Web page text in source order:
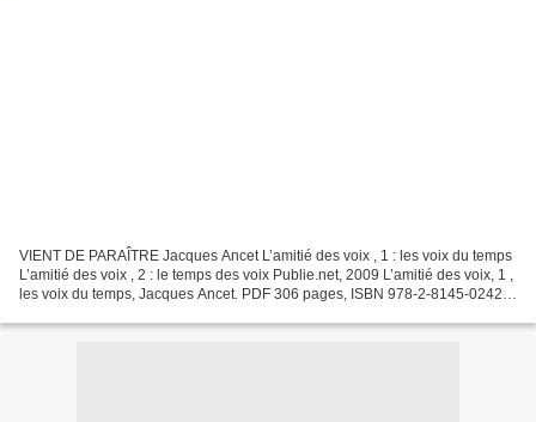
VIENT DE PARAÎTRE Jacques Ancet L’amitié des voix , 1 : les voix du temps
L’amitié des voix , 2 : le temps des voix Publie.net, 2009 L’amitié des voix, 1 ,
les voix du temps, Jacques Ancet. PDF 306 pages, ISBN 978-2-8145-0242-